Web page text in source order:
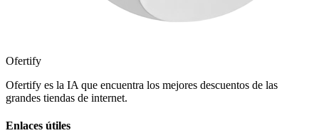
Ofertify
Ofertify es la IA que encuentra los mejores descuentos de las
grandes tiendas de internet.
Enlaces útiles